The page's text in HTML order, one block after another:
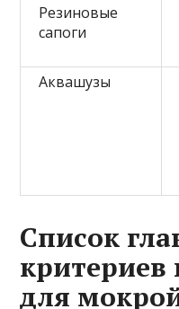
Резиновые
сапоги
Аквашузы
Список
критериев
для